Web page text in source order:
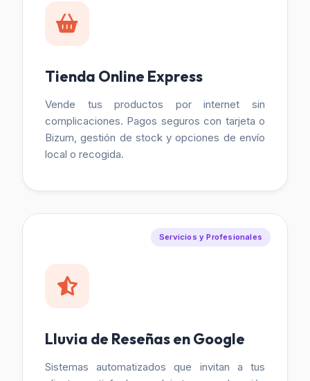
Tienda Online Express
Vende tus productos por internet sin
complicaciones. Pagos seguros con tarjeta o
Bizum, gestión de stock y opciones de envío
local o recogida.
Servicios y Profesionales
Lluvia de Reseñas en Google
Sistemas automatizados que invitan a tus